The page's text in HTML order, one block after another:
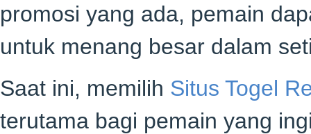
promosi yang ada, pemain
untuk menang besar dalam
Saat ini, memilih Situs Togel
terutama bagi pemain yang